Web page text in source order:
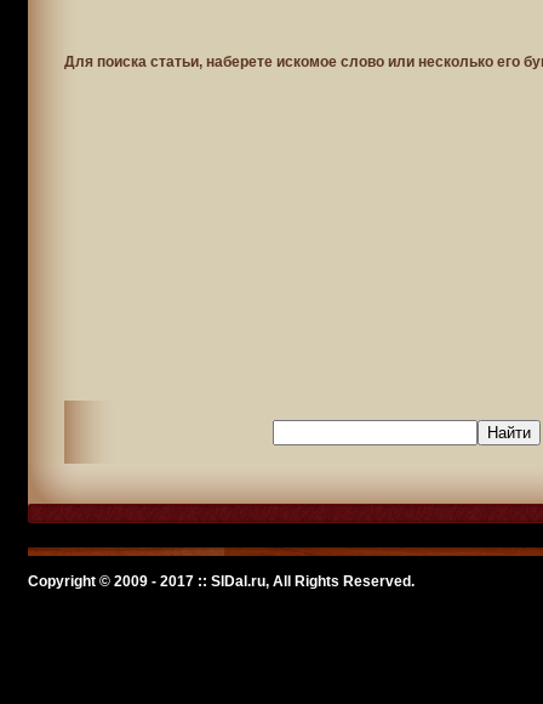
Для поиска статьи, наберете искомое слово или несколько его
Copyright © 2009 - 2017 :: SlDal.ru, All Rights Reserved.